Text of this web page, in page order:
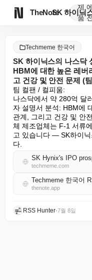
TheNote
제
품
Techmeme 한국어
SK 하이닉스의 나스닥
HBM에 대한 높은 레버
고 건강 및 안전 문제 (
팀 컬팬 / 컬피움:
나스닥에서 약 280억 달
자 설명서 분석: HBM에
관계, 그리고 건강 및 안
체 제조업체는 F-1 서류
고 있습니다 — SK하이
다.
techmeme.com
Techmeme 한국어
thenote.app
RSS Hunter•7월 8일